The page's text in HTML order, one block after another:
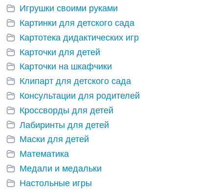
Игрушки своими руками
Картинки для детского сада
Картотека дидактических игр
Карточки для детей
Карточки на шкафчики
Клипарт для детского сада
Консультации для родителей
Кроссворды для детей
Лабиринты для детей
Маски для детей
Математика
Медали и медальки
Настольные игры